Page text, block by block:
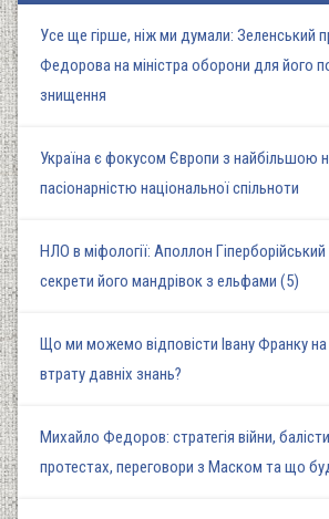
Усе ще гірше, ніж ми думали: Зеленський
Федорова на міністра оборони для його
знищення
Україна є фокусом Європи з найбільшою
пасіонарністю національної спільноти
НЛО в міфології: Аполлон Гіперборійський
секрети його мандрівок з ельфами (5)
Що ми можемо відповісти Івану Франку
втрату давніх знань?
Михайло Федоров: стратегія війни,
протестах, переговори з Маском та що